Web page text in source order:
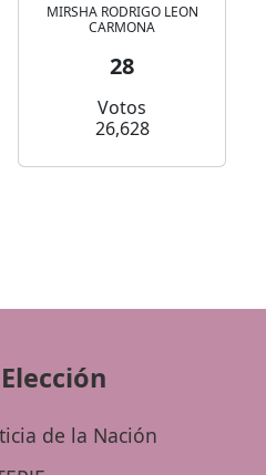
MIRSHA RODRIGO LEON
CARMONA
28
Votos
26,628
de la Nación